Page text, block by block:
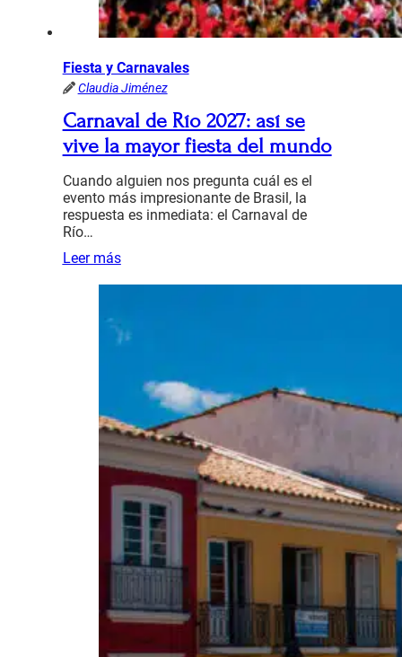
Fiesta y Carnavales
Claudia Jiménez
Carnaval de Río 2027: así se
vive la mayor fiesta del mundo
Cuando alguien nos pregunta cuál es el
evento más impresionante de Brasil, la
respuesta es inmediata: el Carnaval de
Río…
Leer más